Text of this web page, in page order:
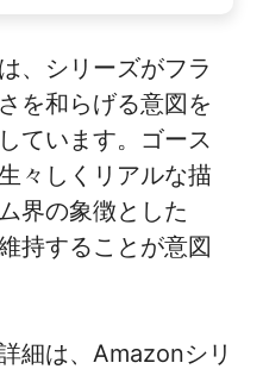
、シリーズがフラ
を和らげる意図を
ています。ゴース
々しくリアルな描
界の象徴とした
持することが意図
細は、Amazonシリ